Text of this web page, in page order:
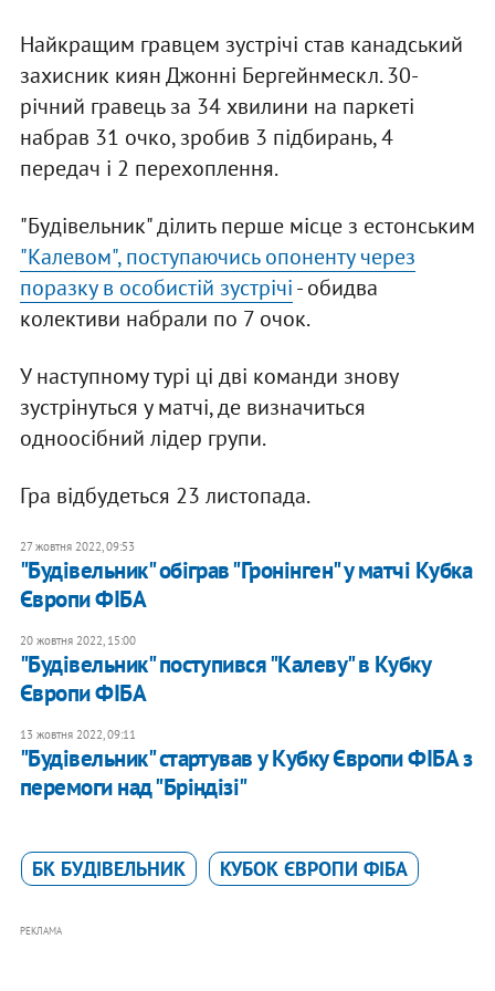
Найкращим гравцем зустрічі став канадський
захисник киян Джонні Бергейнмескл. 30-
річний гравець за 34 хвилини на паркеті
набрав 31 очко, зробив 3 підбирань, 4
передач і 2 перехоплення.
"Будівельник" ділить перше місце з естонським
"Калевом", поступаючись опоненту через
поразку в особистій зустрічі- обидва
колективи набрали по 7 очок.
У наступному турі ці дві команди знову
зустрінуться у матчі, де визначиться
одноосібний лідер групи.
Гра відбудеться 23 листопада.
27 жовтня 2022, 09:53
"Будівельник" обіграв "Гронінген" у матчі Кубка
Європи ФІБА
20 жовтня 2022, 15:00
"Будівельник" поступився "Калеву" в Кубку
Європи ФІБА
13 жовтня 2022, 09:11
"Будівельник" стартував у Кубку Європи ФІБА з
перемоги над "Бріндізі"
БК БУДІВЕЛЬНИК КУБОК ЄВРОПИ ФІБА
РЕКЛАМА